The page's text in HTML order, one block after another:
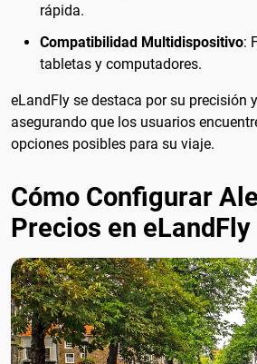
rápida.
Compatibilidad Multidispositivo:
tabletas y computadores.
eLandFly se destaca por su precisión
asegurando que los usuarios
opciones posibles para su viaje.
Cómo Configurar
Precios en eLandFly